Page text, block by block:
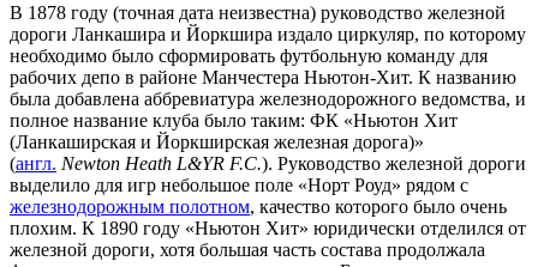
В 1878 году (точная дата неизвестна) руководство железной
дороги Ланкашира и Йоркшира издало циркуляр, по которому
необходимо было сформировать футбольную команду для
рабочих депо в районе Манчестера Ньютон-Хит. К названию
была добавлена аббревиатура железнодорожного ведомства, и
полное название клуба было таким: ФК «Ньютон Хит
(Ланкаширская и Йоркширская железная дорога)»
(англ. Newton Heath L&YR F.C.). Руководство железной дороги
выделило для игр небольшое поле «Норт Роуд» рядом с
железнодорожным полотном, качество которого было очень
плохим. К 1890 году «Ньютон Хит» юридически отделился от
железной дороги, хотя большая часть состава продолжала